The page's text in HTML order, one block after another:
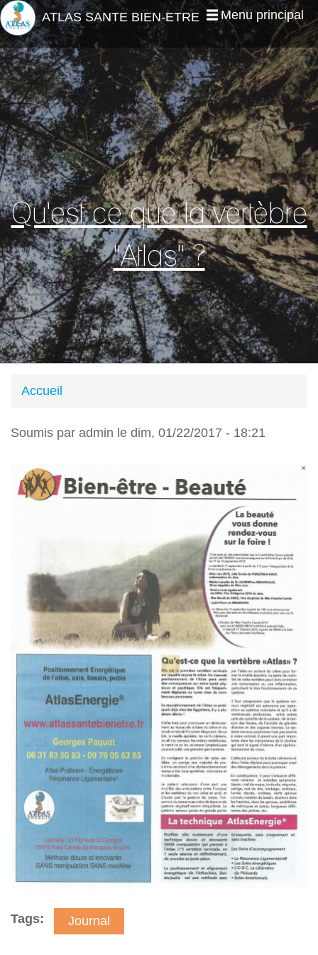
Jump to navigation
ATLAS SANTE BIEN-ETRE Menu principal
Qu'est ce que la vertèbre
"Atlas" ?
ici
Accueil
Soumis par admin le dim, 01/22/2017 - 18:21
Tags: Journal